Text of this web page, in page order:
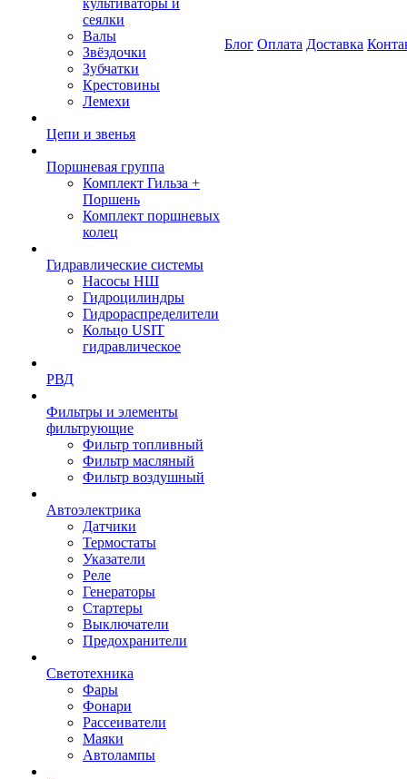
культиваторы и
сеялки
Валы
Звёздочки
Зубчатки
Крестовины
Лемехи
Цепи и звенья
Поршневая группа
Комплект Гильза +
Поршень
Комплект поршневых
колец
Гидравлические системы
Насосы НШ
Гидроцилиндры
Гидрораспределители
Кольцо USIT
гидравлическое
РВД
Фильтры и элементы
фильтрующие
Фильтр топливный
Фильтр масляный
Фильтр воздушный
Автоэлектрика
Датчики
Термостаты
Указатели
Реле
Генераторы
Стартеры
Выключатели
Предохранители
Светотехника
Фары
Фонари
Рассеиватели
Маяки
Автолампы
Блог Оплата Доставка